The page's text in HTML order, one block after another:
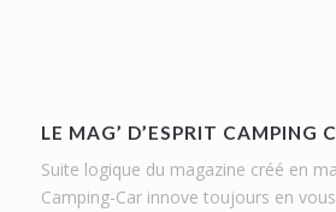
LE MAG’ D’ESPRIT CAMPING
Suite logique du magazine créé en
Camping-Car innove toujours en